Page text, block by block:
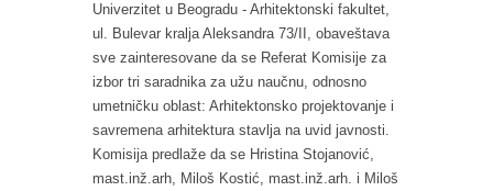
Univerzitet u Beogradu - Arhitektonski fakultet,
ul. Bulevar kralja Aleksandra 73/II, obaveštava
sve zainteresovane da se Referat Komisije za
izbor tri saradnika za užu naučnu, odnosno
umetničku oblast: Arhitektonsko projektovanje i
savremena arhitektura stavlja na uvid javnosti.
Komisija predlaže da se Hristina Stojanović,
mast.inž.arh, Miloš Kostić, mast.inž.arh. i Miloš